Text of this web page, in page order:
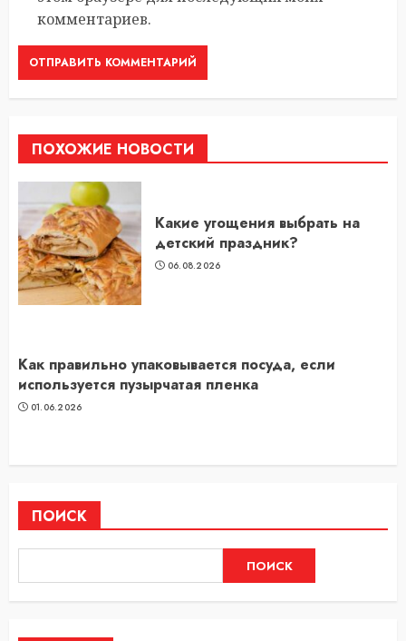
комментариев.
ПОХОЖИЕ НОВОСТИ
Какие угощения выбрать на
детский праздник?
06.08.2026
Как правильно упаковывается посуда, если
используется пузырчатая пленка
01.06.2026
ПОИСК
ПОИСК